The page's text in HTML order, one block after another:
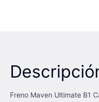
Freno Maven Ultimate B1